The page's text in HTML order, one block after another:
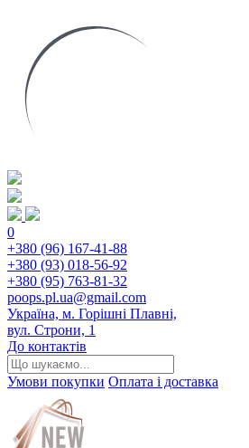
0
+380 (96) 167-41-88
+380 (93) 018-56-92
+380 (95) 763-81-32
poops.pl.ua@gmail.com
Україна, м. Горішні Плавні,
вул. Строни, 1
До контактів
Умови покупки Оплата і доставка